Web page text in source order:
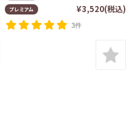
プレミアム ¥3,520(税込)
3件